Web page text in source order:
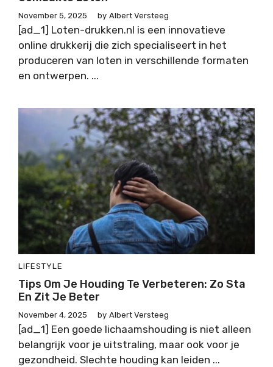
November 5, 2025 by Albert Versteeg
[ad_1] Loten-drukken.nl is een innovatieve
online drukkerij die zich specialiseert in het
produceren van loten in verschillende formaten
en ontwerpen. ...
LIFESTYLE
Tips Om Je Houding Te Verbeteren: Zo Sta
En Zit Je Beter
November 4, 2025 by Albert Versteeg
[ad_1] Een goede lichaamshouding is niet alleen
belangrijk voor je uitstraling, maar ook voor je
gezondheid. Slechte houding kan leiden ...